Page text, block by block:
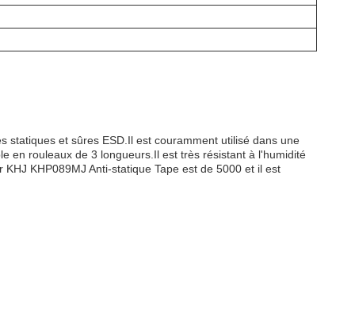
statiques et sûres ESD.Il est couramment utilisé dans une
en rouleaux de 3 longueurs.Il est très résistant à l'humidité
KHP089MJ Anti-statique Tape est de 5000 et il est